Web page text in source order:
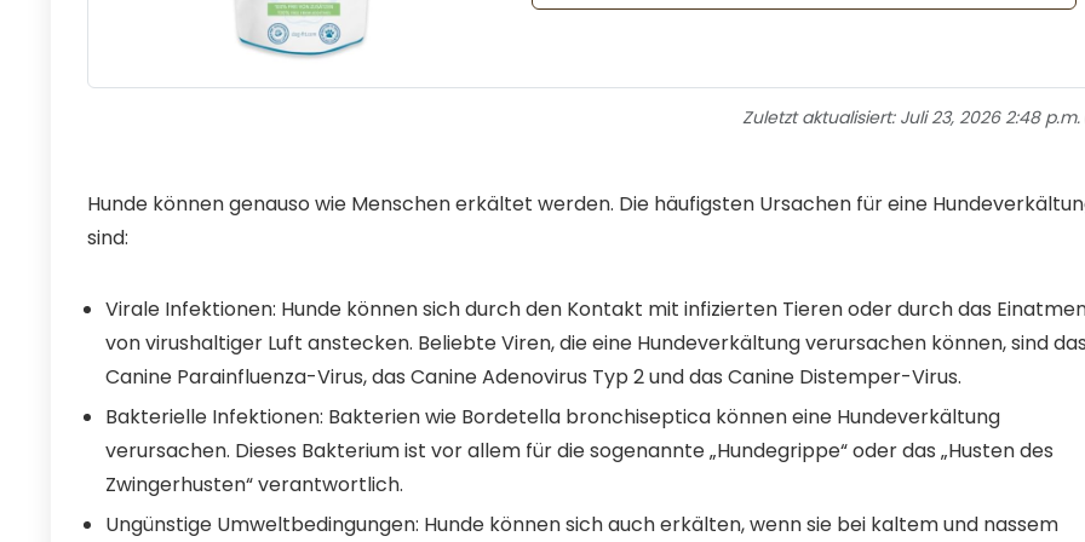
Zuletzt aktualisiert: Juli 23, 2026 2:48 p.m.
Hunde können genauso wie Menschen erkältet werden. Die häufigsten Ursachen für eine
sind:
Virale Infektionen: Hunde können sich durch den Kontakt mit infizierten Tieren oder durch das
von virushaltiger Luft anstecken. Beliebte Viren, die eine Hundeverkältung verursachen können, sind das
Canine Parainfluenza-Virus, das Canine Adenovirus Typ 2 und das Canine Distemper-Virus.
Bakterielle Infektionen: Bakterien wie Bordetella bronchiseptica können eine Hundeverkältung
verursachen. Dieses Bakterium ist vor allem für die sogenannte „Hundegrippe“ oder das „Husten des
Zwingerhusten“ verantwortlich.
Ungünstige Umweltbedingungen: Hunde können sich auch erkälten, wenn sie bei kaltem und nassem